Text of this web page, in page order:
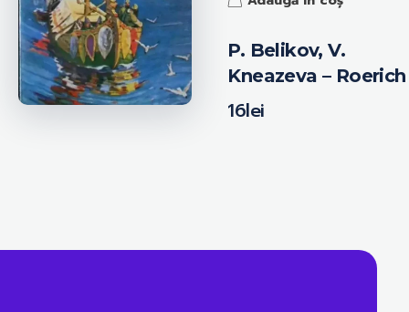
P. Belikov, V.
Kneazeva – Roerich
16lei